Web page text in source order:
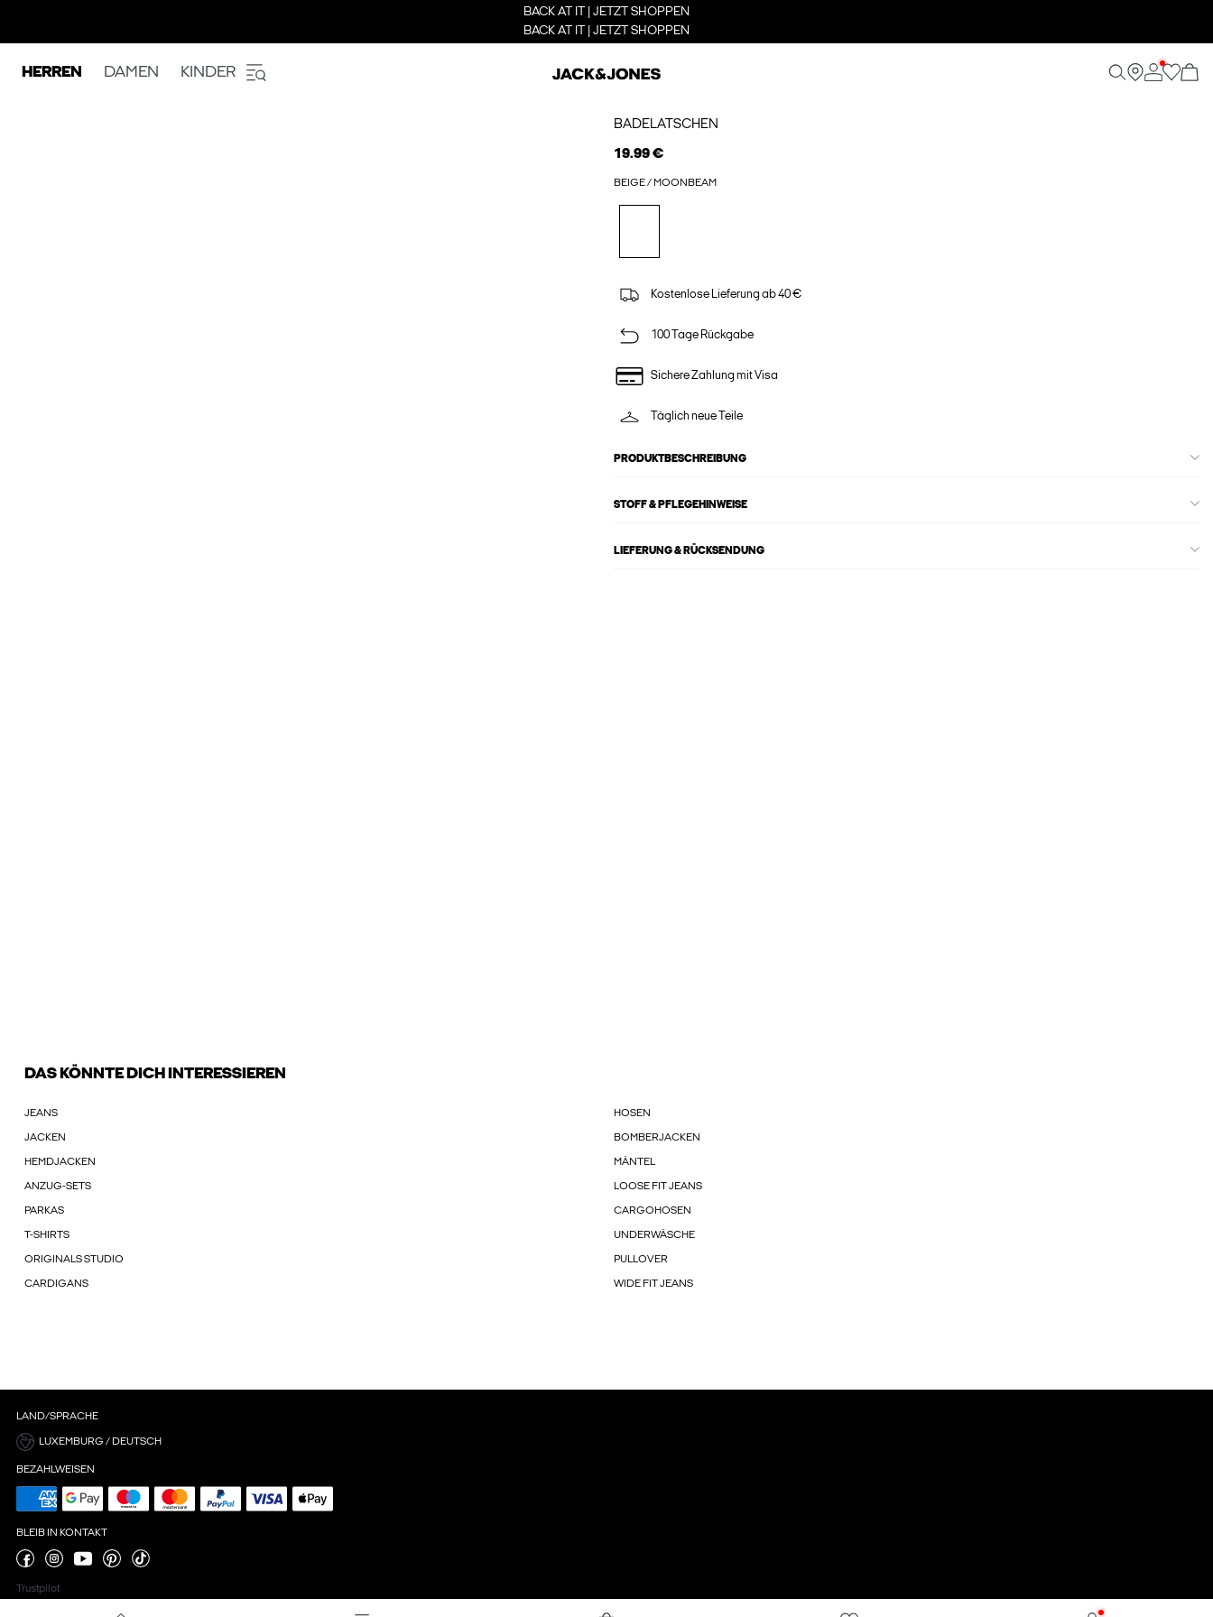
BACK AT IT | JETZT SHOPPEN
BACK AT IT | JETZT SHOPPEN
HERREN DAMEN KINDER
BADELATSCHEN
19.99 €
BEIGE / MOONBEAM
Kostenlose Lieferung ab 40 €
100 Tage Rückgabe
Sichere Zahlung mit Visa
Täglich neue Teile
PRODUKTBESCHREIBUNG
STOFF & PFLEGEHINWEISE
LIEFERUNG & RÜCKSENDUNG
DAS KÖNNTE DICH INTERESSIEREN
JEANS HOSEN
JACKEN BOMBERJACKEN
HEMDJACKEN MÄNTEL
ANZUG-SETS LOOSE FIT JEANS
PARKAS CARGOHOSEN
T-SHIRTS UNDERWÄSCHE
ORIGINALS STUDIO PULLOVER
CARDIGANS WIDE FIT JEANS
LAND/SPRACHE
LUXEMBURG / DEUTSCH
BEZAHLWEISEN
BLEIB IN KONTAKT
Trustpilot